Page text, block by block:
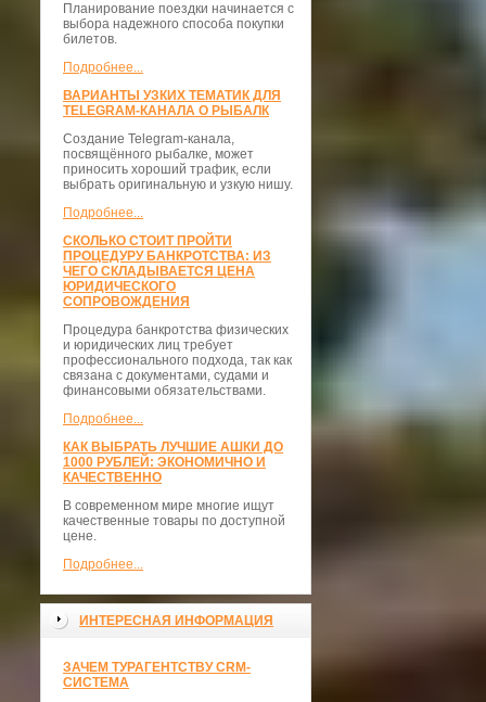
Планирование поездки начинается с
выбора надежного способа покупки
билетов.
Подробнее...
ВАРИАНТЫ УЗКИХ ТЕМАТИК ДЛЯ
TELEGRAM-КАНАЛА О РЫБАЛК
Создание Telegram-канала,
посвящённого рыбалке, может
приносить хороший трафик, если
выбрать оригинальную и узкую нишу.
Подробнее...
СКОЛЬКО СТОИТ ПРОЙТИ
ПРОЦЕДУРУ БАНКРОТСТВА: ИЗ
ЧЕГО СКЛАДЫВАЕТСЯ ЦЕНА
ЮРИДИЧЕСКОГО
СОПРОВОЖДЕНИЯ
Процедура банкротства физических
и юридических лиц требует
профессионального подхода, так как
связана с документами, судами и
финансовыми обязательствами.
Подробнее...
КАК ВЫБРАТЬ ЛУЧШИЕ АШКИ ДО
1000 РУБЛЕЙ: ЭКОНОМИЧНО И
КАЧЕСТВЕННО
В современном мире многие ищут
качественные товары по доступной
цене.
Подробнее...
ИНТЕРЕСНАЯ ИНФОРМАЦИЯ
ЗАЧЕМ ТУРАГЕНТСТВУ CRM-
СИСТЕМА